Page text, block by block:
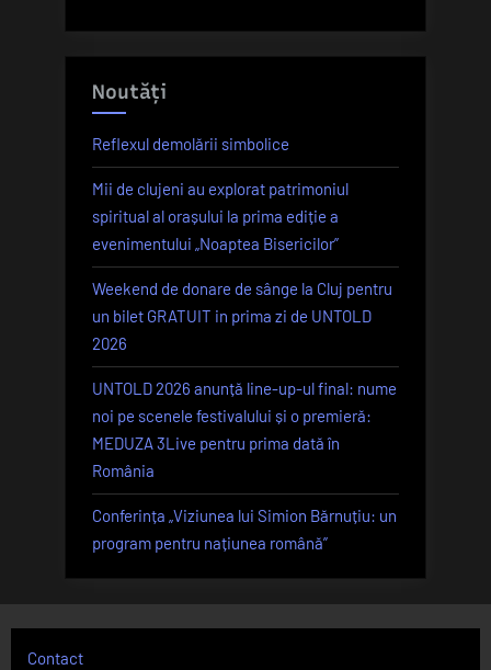
Noutăți
Reflexul demolării simbolice
Mii de clujeni au explorat patrimoniul
spiritual al orașului la prima ediție a
evenimentului „Noaptea Bisericilor”
Weekend de donare de sânge la Cluj pentru
un bilet GRATUIT in prima zi de UNTOLD
2026
UNTOLD 2026 anunță line-up-ul final: nume
noi pe scenele festivalului și o premieră:
MEDUZA 3Live pentru prima dată în
România
Conferința „Viziunea lui Simion Bărnuțiu: un
program pentru națiunea română”
Contact